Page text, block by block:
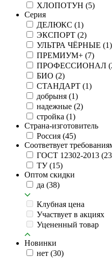
ХЛОПОТУН (5)
Серия
ДЕЛЮКС (1)
ЭКСПОРТ (2)
УЛЬТРА ЧЁРНЫЕ (1)
ПРЕМИУМ+ (7)
ПРОФЕССИОНАЛ
БИО (2)
СТАНДАРТ (1)
добрыня (1)
надежные (2)
стройка (1)
Страна-изготовитель
Россия (45)
Соответвует
ГОСТ 12302-2013
ТУ(15)
Оптом скидки
да (38)
Клубная цена
Участвует в акциях
Уцененный товар
Новинки
нет (30)